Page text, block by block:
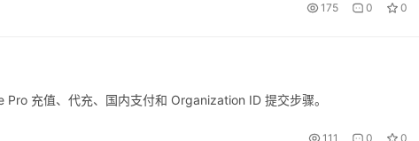
175 0 0
充值、代充、国内支付和 Organization ID 提交步骤。
111 0 0